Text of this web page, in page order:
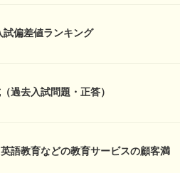
偏差値ランキング
過去入試問題・正答）
英語教育などの教育サービスの顧客満